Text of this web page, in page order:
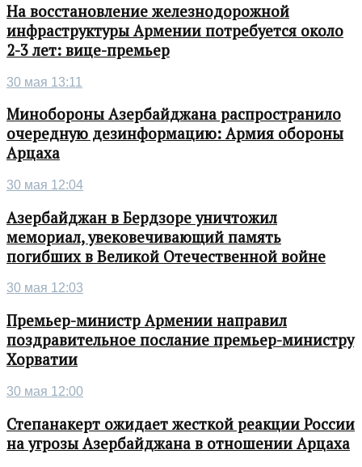
На восстановление железнодорожной
инфраструктуры Армении потребуется около
2-3 лет: вице-премьер
30 мая 13:11
Минобороны Азербайджана распространило
очередную дезинформацию: Армия обороны
Арцаха
30 мая 12:04
Азербайджан в Бердзоре уничтожил
мемориал, увековечивающий память
погибших в Великой Отечественной войне
30 мая 12:03
Премьер-министр Армении направил
поздравительное послание премьер-министру
Хорватии
30 мая 12:00
Степанакерт ожидает жесткой реакции России
на угрозы Азербайджана в отношении Арцаха